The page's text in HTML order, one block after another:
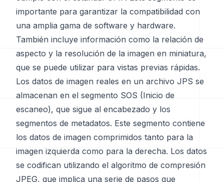
importante para garantizar la compatibilidad con
una amplia gama de software y hardware.
También incluye información como la relación de
aspecto y la resolución de la imagen en miniatura,
que se puede utilizar para vistas previas rápidas.
Los datos de imagen reales en un archivo JPS se
almacenan en el segmento SOS (Inicio de
escaneo), que sigue al encabezado y los
segmentos de metadatos. Este segmento contiene
los datos de imagen comprimidos tanto para la
imagen izquierda como para la derecha. Los datos
se codifican utilizando el algoritmo de compresión
JPEG, que implica una serie de pasos que